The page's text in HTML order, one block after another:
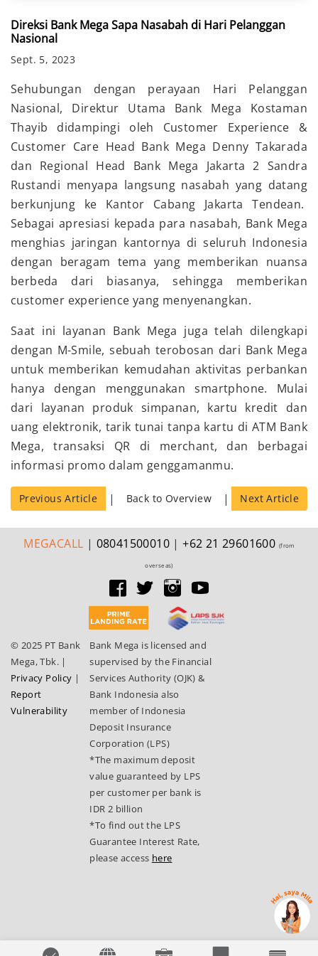
Direksi Bank Mega Sapa Nasabah di Hari Pelanggan
Nasional
Sept. 5, 2023
Sehubungan dengan perayaan Hari Pelanggan
Nasional, Direktur Utama Bank Mega Kostaman
Thayib didampingi oleh Customer Experience &
Customer Care Head Bank Mega Denny Takarada
dan Regional Head Bank Mega Jakarta 2 Sandra
Rustandi menyapa langsung nasabah yang datang
berkunjung ke Kantor Cabang Jakarta Tendean.
Sebagai apresiasi kepada para nasabah, Bank Mega
menghias jaringan kantornya di seluruh Indonesia
dengan beragam tema yang memberikan nuansa
berbeda dari biasanya, sehingga memberikan
customer experience yang menyenangkan.
Saat ini layanan Bank Mega juga telah dilengkapi
dengan M-Smile, sebuah terobosan dari Bank Mega
untuk memberikan kemudahan aktivitas perbankan
hanya dengan menggunakan smartphone. Mulai
dari layanan produk simpanan, kartu kredit dan
uang elektronik, tarik tunai tanpa kartu di ATM Bank
Mega, transaksi QR di merchant, dan berbagai
informasi promo dalam genggamanmu.
Previous Article | Back to Overview | Next Article
MEGACALL | 08041500010 |+62 21 29601600 (from
overseas)
© 2025 PT Bank
Mega, Tbk. |
Privacy Policy |
Report
Vulnerability
Bank Mega is licensed and
supervised by the Financial
Services Authority (OJK) &
Bank Indonesia also
member of Indonesia
Deposit Insurance
Corporation (LPS)
*The maximum deposit
value guaranteed by LPS
per customer per bank is
IDR 2 billion
*To find out the LPS
Guarantee Interest Rate,
please access here